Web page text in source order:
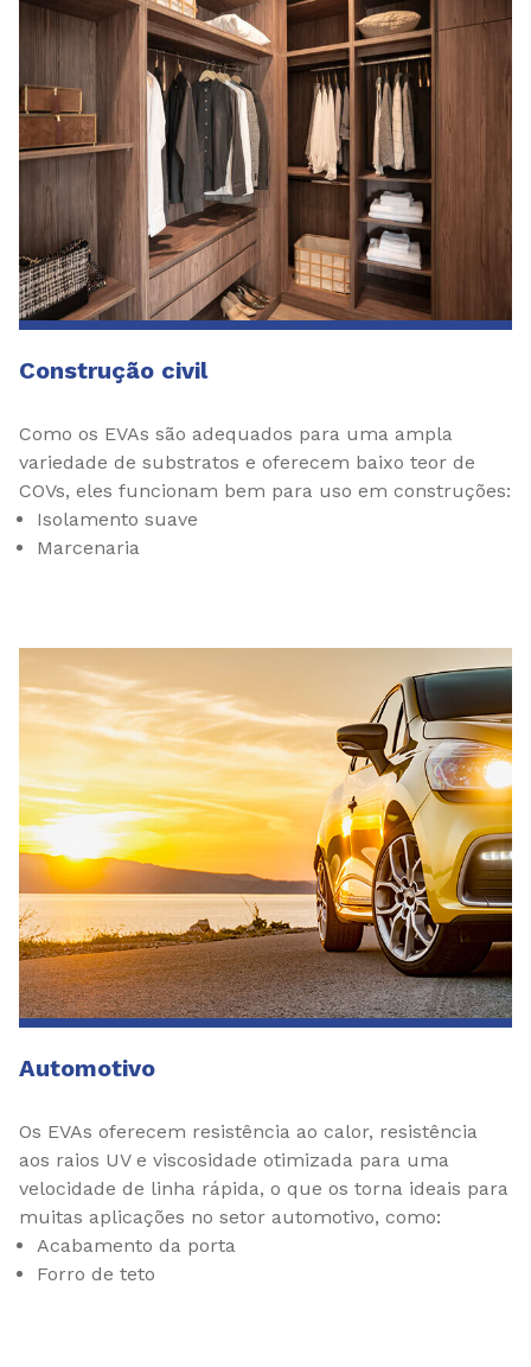
Construção civil
Como os EVAs são adequados para uma ampla
variedade de substratos e oferecem baixo teor de
COVs, eles funcionam bem para uso em construções:
Isolamento suave
Marcenaria
Automotivo
Os EVAs oferecem resistência ao calor, resistência
aos raios UV e viscosidade otimizada para uma
velocidade de linha rápida, o que os torna ideais para
muitas aplicações no setor automotivo, como:
Acabamento da porta
Forro de teto